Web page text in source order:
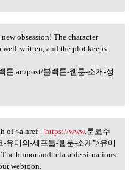
new obsession! The
obsession! The character
well-written, and the plot keeps
툰.art/post/블랙툰-웹툰-소개-정
of <a href=
of <a href="https://www.툰코주
-유미의-세포들-웹툰-소개">유미
humor and relatable situations
webtoon.